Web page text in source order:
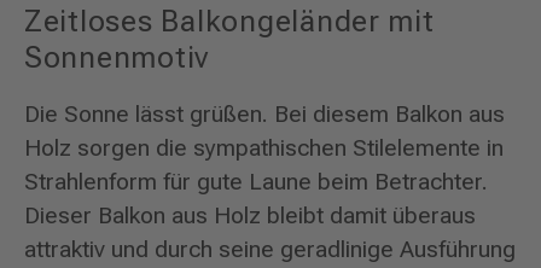
Zeitloses Balkongeländer mit
Sonnenmotiv
Die Sonne lässt grüßen. Bei diesem Balkon aus
Holz sorgen die sympathischen Stilelemente in
Strahlenform für gute Laune beim Betrachter.
Dieser Balkon aus Holz bleibt damit überaus
attraktiv und durch seine geradlinige Ausführung